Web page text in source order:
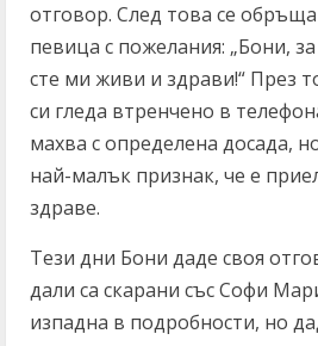
отговор. След това се
певица с пожелания: „Бони,
сте ми живи и здрави!“ През
си гледа втренчено в
махва с определена досада,
най-малък признак, че е
здраве.
Тези дни Бони даде своя
дали са скарани със Софи
изпадна в подробности, но